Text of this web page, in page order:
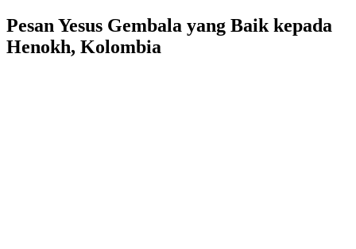
Pesan Yesus Gembala yang Baik kepada
Henokh, Kolombia